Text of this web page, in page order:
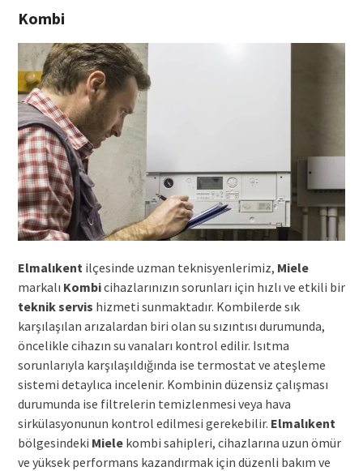
Kombi
Elmalıkent ilçesinde uzman teknisyenlerimiz, Miele
markalı Kombicihazlarınızın sorunları için hızlı ve etkili bir
teknik servis hizmeti sunmaktadır. Kombilerde sık
karşılaşılan arızalardan biri olan su sızıntısı durumunda,
öncelikle cihazın su vanaları kontrol edilir. Isıtma
sorunlarıyla karşılaşıldığında ise termostat ve ateşleme
sistemi detaylıca incelenir. Kombinin düzensiz çalışması
durumunda ise filtrelerin temizlenmesi veya hava
sirkülasyonunun kontrol edilmesi gerekebilir. Elmalıkent
bölgesindeki Mielekombi sahipleri, cihazlarına uzun ömür
ve yüksek performans kazandırmak için düzenli bakım ve